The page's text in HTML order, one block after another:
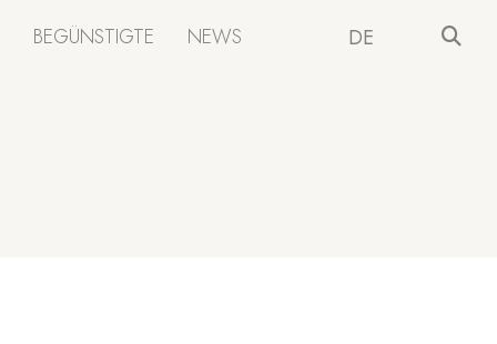
BEGÜNSTIGTE NEWS DE